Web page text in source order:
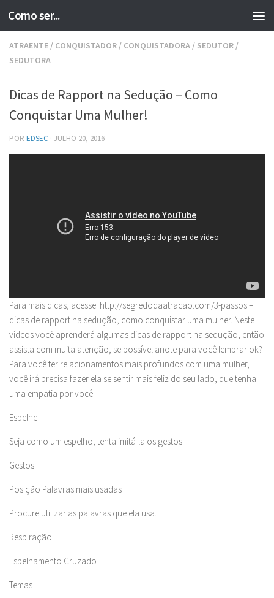
Skip to content
Como ser...
ATRAENTE / CONQUISTADOR / CONQUISTADORA / SEDUTOR /
SEDUTORA
Dicas de Rapport na Sedução – Como
Conquistar Uma Mulher!
POR EDSEC · JULHO 20, 2016
Para mais dicas, acesse: http://segredodaatracao.com/3-passos –
dicas de rapport na sedução, como conquistar uma mulher. Neste
vídeos você aprenderá algumas dicas de rapport na sedução, então
assista com muita atenção, se possível anote para você lembrar ok?
Para você ter relacionamentos mais profundos com uma mulher,
você irá precisa fazer ela se sentir mais feliz do seu lado, que tenha
uma empatia por você.
Espelhe
Seja como um espelho, tenta imitá-la os gestos.
Gestos
Posição Palavras mais usadas
Procure utilizar as palavras que ela usa.
Respiração
Espelhamento Cruzado
Temas